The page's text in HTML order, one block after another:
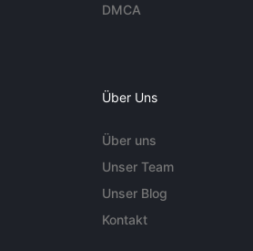
DMCA
Über Uns
Über uns
Unser Team
Unser Blog
Kontakt